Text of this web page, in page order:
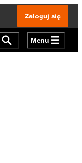
Zaloguj się
Menu